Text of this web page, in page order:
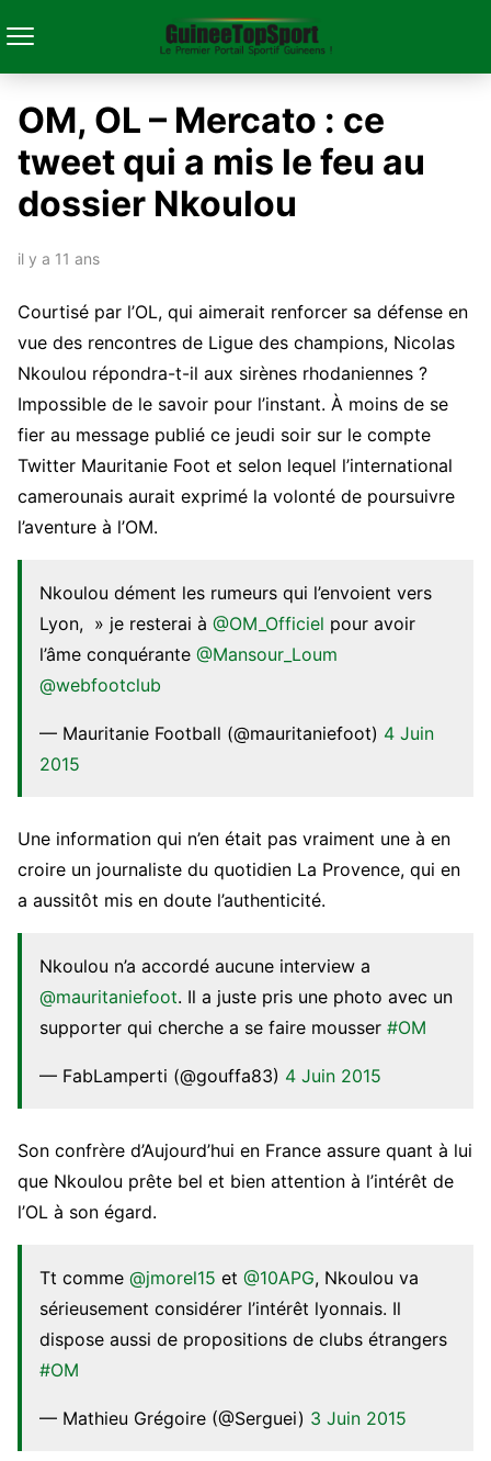
OM, OL – Mercato : ce
tweet qui a mis le feu au
dossier Nkoulou
il y a 11 ans
Courtisé par l’OL, qui aimerait renforcer sa défense en
vue des rencontres de Ligue des champions, Nicolas
Nkoulou répondra-t-il aux sirènes rhodaniennes ?
Impossible de le savoir pour l’instant. À moins de se
fier au message publié ce jeudi soir sur le compte
Twitter Mauritanie Foot et selon lequel l’international
camerounais aurait exprimé la volonté de poursuivre
l’aventure à l’OM.
Nkoulou dément les rumeurs qui l’envoient vers
Lyon, » je resterai à @OM_Officiel pour avoir
l’âme conquérante @Mansour_Loum
@webfootclub
— Mauritanie Football (@mauritaniefoot) 4 Juin
2015
Une information qui n’en était pas vraiment une à en
croire un journaliste du quotidien La Provence, qui en
a aussitôt mis en doute l’authenticité.
Nkoulou n’a accordé aucune interview a
@mauritaniefoot. Il a juste pris une photo avec un
supporter qui cherche a se faire mousser #OM
— FabLamperti (@gouffa83) 4 Juin 2015
Son confrère d’Aujourd’hui en France assure quant à lui
que Nkoulou prête bel et bien attention à l’intérêt de
l’OL à son égard.
Tt comme @jmorel15 et @10APG, Nkoulou va
sérieusement considérer l’intérêt lyonnais. Il
dispose aussi de propositions de clubs étrangers
#OM
— Mathieu Grégoire (@Serguei) 3 Juin 2015